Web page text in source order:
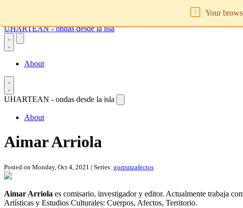
Your
UHARTEAN - ondas desde la isla
About
UHARTEAN - ondas desde la isla
About
Aimar Arriola
Posted on Monday, Oct 4, 2021 | Series: gorputzafectos
Aimar Arriola es comisario, investigador y editor. Actualmente trabaja
Artísticas y Estudios Culturales: Cuerpos, Afectos, Territorio.